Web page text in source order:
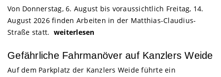
Von Donnerstag, 6. August bis voraussichtlich Freitag, 14.
August 2026 finden Arbeiten in der Matthias-Claudius-
Straße statt. weiterlesen
Gefährliche Fahrmanöver auf Kanzlers Weide
Auf dem Parkplatz der Kanzlers Weide führte ein